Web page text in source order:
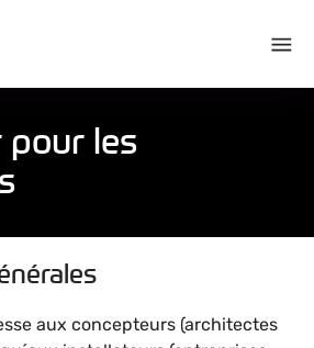
pour les
aux concepteurs (architectes